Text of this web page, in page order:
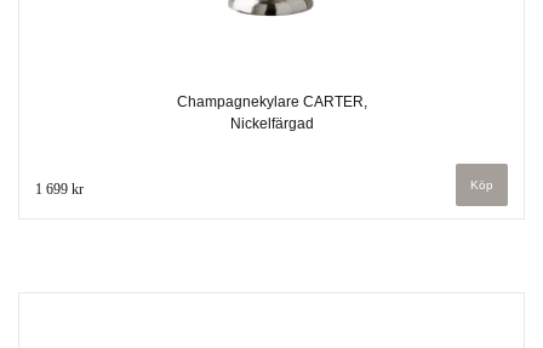
Champagnekylare CARTER,
Nickelfärgad
1 699 kr